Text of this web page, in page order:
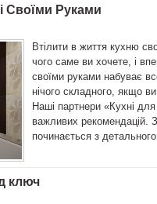
Своїми Руками
Втілити в життя кухню
чого саме ви хочете, і
своїми руками набуває
нічого складного, якщо
Наші партнери «Кухні
важливих рекомендацій.
починається з
ключ